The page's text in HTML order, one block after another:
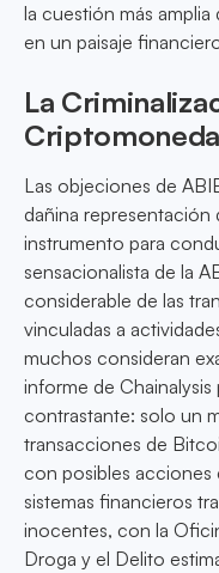
la cuestión más
en un paisaje
La
Criptomoneda
Las objeciones de
dañina
instrumento para
sensacionalista de la
considerable de las
vinculadas a
muchos consideran
informe de
contrastante: solo un
transacciones de
con posibles acciones
sistemas financieros
inocentes, con la
Droga y el Delito